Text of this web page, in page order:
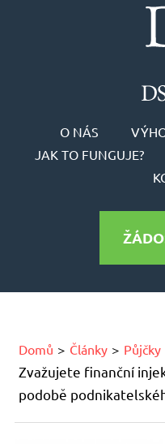
O NÁS
JAK TO FUNGUJE?
Domů Články Půjčky
Zvažujete finanční
podobě